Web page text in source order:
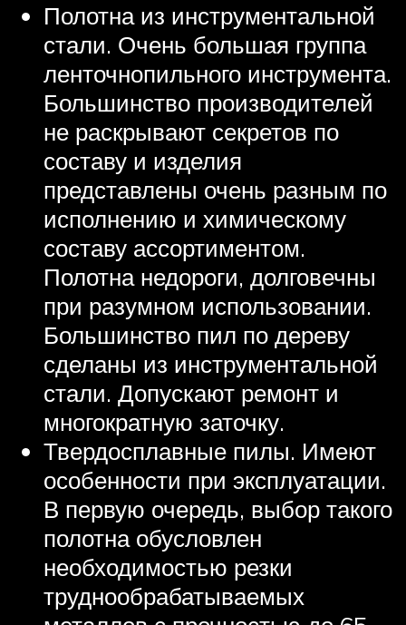
Полотна из инструментальной
стали. Очень большая группа
ленточнопильного инструмента.
Большинство производителей
не раскрывают секретов по
составу и изделия
представлены очень разным по
исполнению и химическому
составу ассортиментом.
Полотна недороги, долговечны
при разумном использовании.
Большинство пил по дереву
сделаны из инструментальной
стали. Допускают ремонт и
многократную заточку.
Твердосплавные пилы. Имеют
особенности при эксплуатации.
В первую очередь, выбор такого
полотна обусловлен
необходимостью резки
труднообрабатываемых